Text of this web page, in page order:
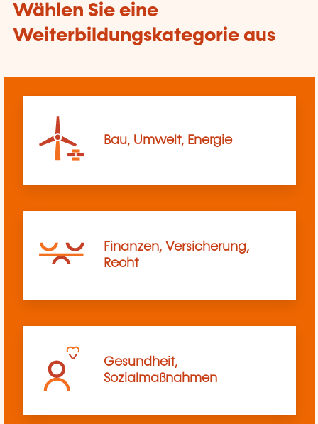
Wählen Sie eine
Weiterbildungskategorie aus
Bau, Umwelt, Energie
Finanzen, Versicherung,
Recht
Gesundheit,
Sozialmaßnahmen